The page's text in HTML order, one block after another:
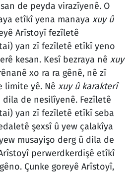
de peyda virazîyenê. O
etîkî yena manaya xuy û
Arîstoyî fezîletê
yan zî fezîletê etîkî yeno
kesan. Kesî bezraya nê xuy
xo ra ra gênê, nê zî
limite yê. Nê xuy û karakterî
dila de nesilîyenê. Fezîletê
yan zî fezîletê etîkî seba
şexsî û yew çalakîya
musayişo derg û dila de
perwerdkerdişê etîkî
Çunke goreyê Arîstoyî,